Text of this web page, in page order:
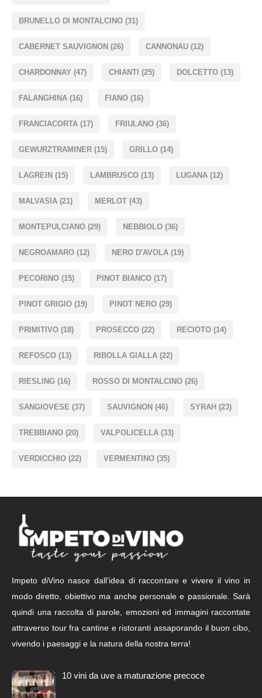
BRUNELLO DI MONTALCINO (31)
CABERNET SAUVIGNON (26) CANNONAU (12)
CHARDONNAY (47) CHIANTI (25) DOLCETTO (13)
FALANGHINA (16) FIANO (16)
FRANCIACORTA (17) FRIULANO (36)
GEWURZTRAMINER (15) GRILLO (14)
LAGREIN (15) LAMBRUSCO (13) LUGANA (12)
MALVASIA (21) MERLOT (43)
MONTEPULCIANO (29) NEBBIOLO (36)
NEGROAMARO (12) NERO D'AVOLA (19)
PECORINO (15) PINOT BIANCO (17)
PINOT GRIGIO (19) PINOT NERO (29)
PRIMITIVO (18) PROSECCO (22) RECIOTO (14)
REFOSCO (13) RIBOLLA GIALLA (22)
RIESLING (16) ROSSO DI MONTALCINO (26)
SANGIOVESE (37) SAUVIGNON (46) SYRAH (23)
TREBBIANO (20) VALPOLICELLA (33)
VERDICCHIO (22) VERMENTINO (35)
Impeto diVino nasce dall’idea di raccontare e vivere il vino in
modo diretto, obiettivo ma anche personale e passionale. Sarà
quindi una raccolta di parole, emozioni ed immagini raccontate
attraverso tour fra cantine e ristoranti assaporando il buon cibo,
vivendo i paesaggi e la natura della nostra terra!
10 vini da uve a maturazione precoce